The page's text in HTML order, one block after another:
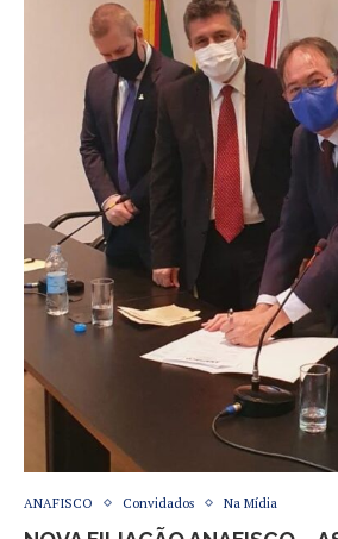
ANAFISCO Convidados Na Mídia